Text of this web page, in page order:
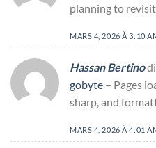
planning to
MARS 4, 2026 À 3:10
Hassan Bertino
gobyte – Pages
sharp, and
MARS 4, 2026 À 4:01